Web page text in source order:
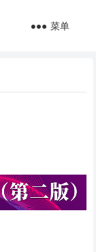
菜单